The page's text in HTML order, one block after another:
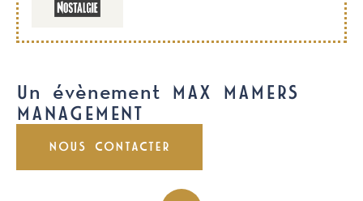
Un évènement MAX MAMERS
MANAGEMENT
NOUS CONTACTER